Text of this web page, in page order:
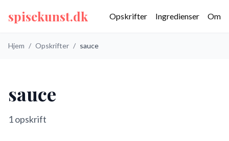
spisekunst.dk Opskrifter Ingredienser Om
Hjem / Opskrifter / sauce
sauce
1opskrift